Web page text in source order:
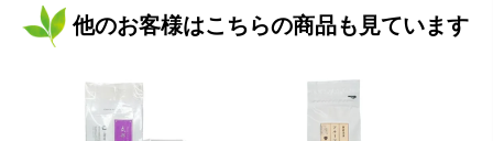
他のお客様はこちらの商品も見ています